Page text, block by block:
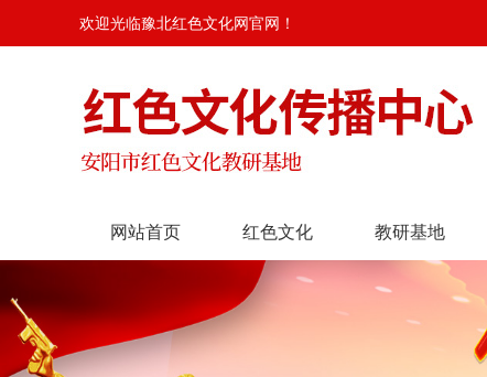
欢迎光临豫北红色文化网官网！
网站首页 红色文化 教研基地